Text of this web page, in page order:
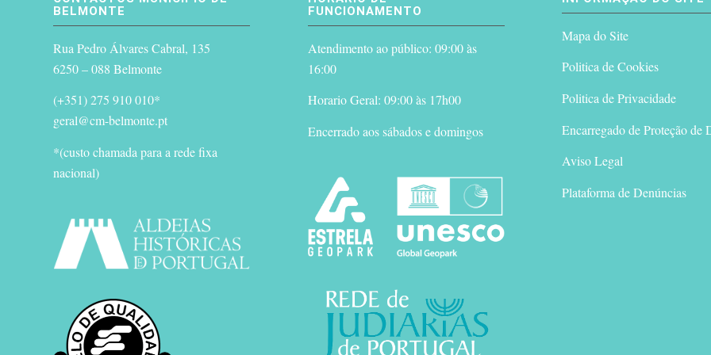
BELMONTE
Rua Pedro Álvares Cabral, 135
6250 – 088 Belmonte
(+351) 275 910 010*
geral@cm-belmonte.pt
*(custo chamada para a rede fixa
nacional)
FUNCIONAMENTO
Atendimento ao público: 09:00 às
16:00
Horario Geral: 09:00 às 17h00
Encerrado aos sábados e domingos
Mapa do Site
Politica de Cookies
Politica de Privacidade
Encarregado de Proteção de
Aviso Legal
Plataforma de Denúncias